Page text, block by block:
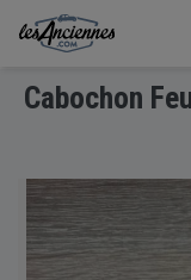
Cabochon